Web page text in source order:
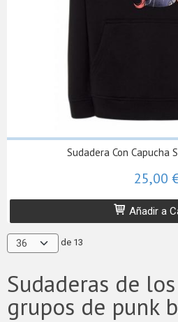
Sudadera Con Capucha
25,00
Añadir a
de 13
Sudaderas de
grupos de punk